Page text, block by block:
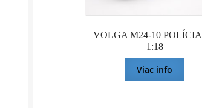
VOLGA M24-10 POLÍCIA
1:18
Viac info